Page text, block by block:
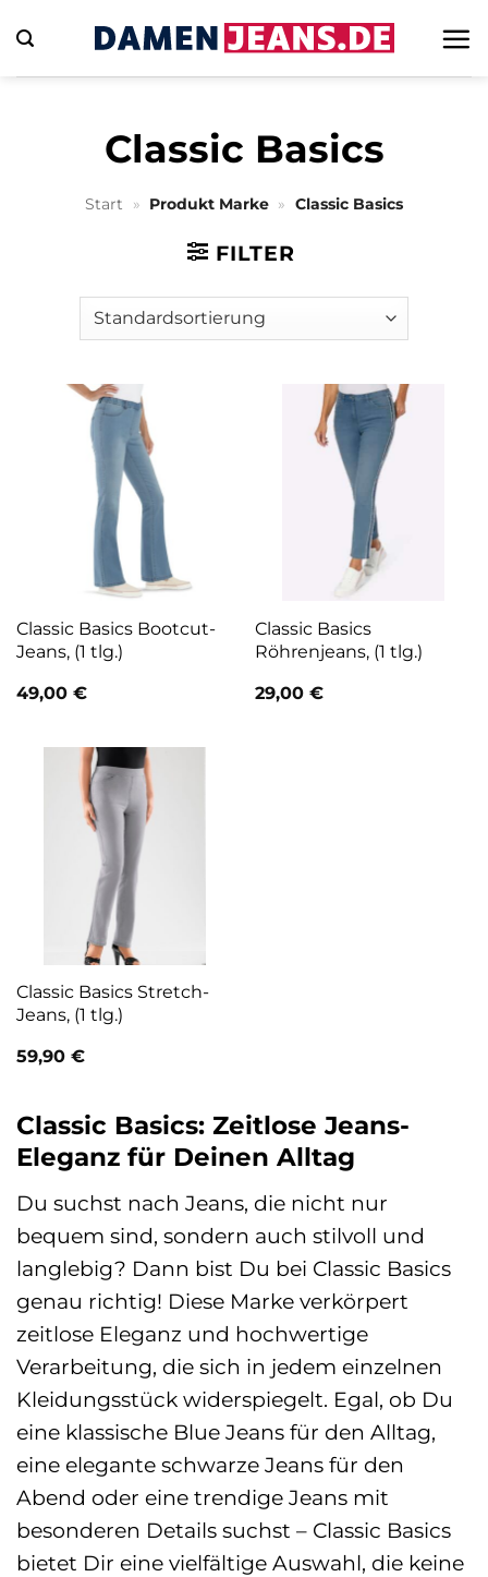
Inhalt
springen
Classic Basics
Start » Produkt Marke » Classic Basics
FILTER
Classic Basics Bootcut-
Jeans, (1 tlg.)
49,00 €
Classic Basics
Röhrenjeans, (1 tlg.)
29,00 €
Classic Basics Stretch-
Jeans, (1 tlg.)
59,90 €
Classic Basics: Zeitlose Jeans-
Eleganz für Deinen Alltag
Du suchst nach Jeans, die nicht nur
bequem sind, sondern auch stilvoll und
langlebig? Dann bist Du bei Classic Basics
genau richtig! Diese Marke verkörpert
zeitlose Eleganz und hochwertige
Verarbeitung, die sich in jedem einzelnen
Kleidungsstück widerspiegelt. Egal, ob Du
eine klassische Blue Jeans für den Alltag,
eine elegante schwarze Jeans für den
Abend oder eine trendige Jeans mit
besonderen Details suchst – Classic Basics
bietet Dir eine vielfältige Auswahl, die keine